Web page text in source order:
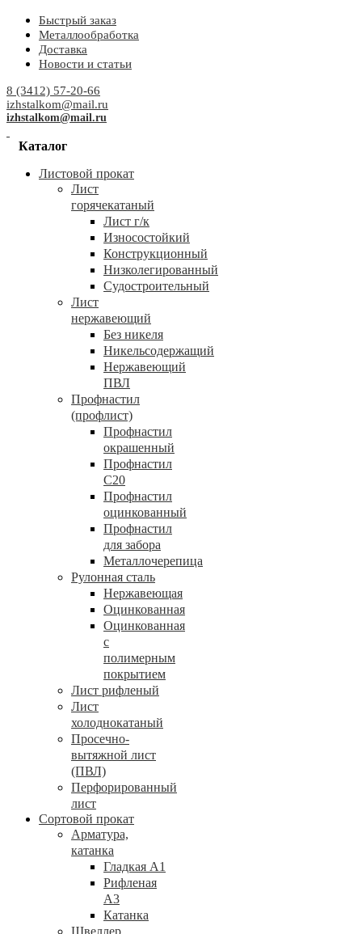
Быстрый заказ
Металлообработка
Доставка
Новости и статьи
8 (3412) 57-20-66
izhstalkom@mail.ru
izhstalkom@mail.ru
Каталог
Листовой прокат
Лист
горячекатаный
Лист г/к
Износостойкий
Конструкционный
Низколегированный
Судостроительный
Лист
нержавеющий
Без никеля
Никельсодержащий
Нержавеющий
ПВЛ
Профнастил
(профлист)
Профнастил
окрашенный
Профнастил
С20
Профнастил
оцинкованный
Профнастил
для забора
Металлочерепица
Рулонная сталь
Нержавеющая
Оцинкованная
Оцинкованная
с
полимерным
покрытием
Лист рифленый
Лист
холоднокатаный
Просечно-
вытяжной лист
(ПВЛ)
Перфорированный
лист
Сортовой прокат
Арматура,
катанка
Гладкая А1
Рифленая
А3
Катанка
Швеллер